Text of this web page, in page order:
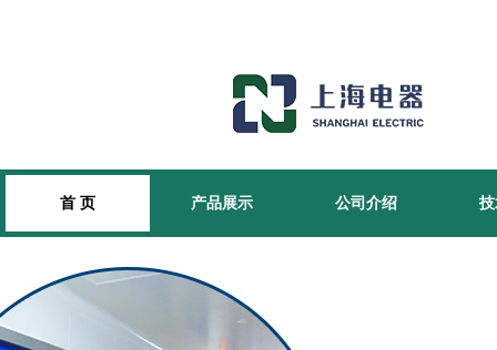
首 页 产品展示 公司介绍